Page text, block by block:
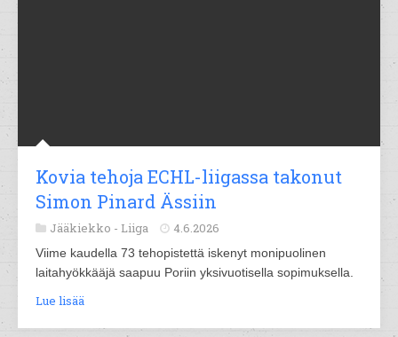
Kovia tehoja ECHL-liigassa takonut
Simon Pinard Ässiin
Jääkiekko - Liiga 4.6.2026
Viime kaudella 73 tehopistettä iskenyt monipuolinen
laitahyökkääjä saapuu Poriin yksivuotisella sopimuksella.
Lue lisää